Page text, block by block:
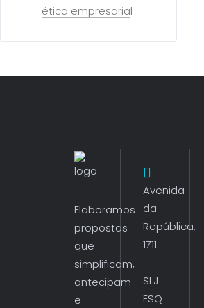
ética empresarial
Elaboramos
propostas
que
simplificam,
antecipam
e
Avenida
da
República,
1711
SLJ
ESQ